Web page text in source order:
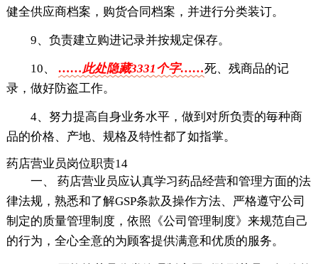
健全供应商档案，购货合同档案，并进行分类装订。
9、负责建立购进记录并按规定保存。
10、 ……此处隐藏3331个字……死、残商品的记
录，做好防盗工作。
4、努力提高自身业务水平，做到对所负责的毎种商
品的价格、产地、规格及特性都了如指掌。
药店营业员岗位职责14
一、 药店营业员应认真学习药品经营和管理方面的法
律法规，熟悉和了解GSP条款及操作方法、严格遵守公司
制定的质量管理制度，依照《公司管理制度》来规范自己
的行为，全心全意的为顾客提供满意和优质的服务。